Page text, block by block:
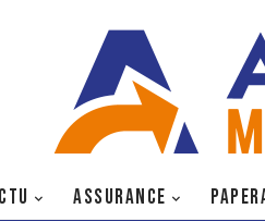
ASSURANCE